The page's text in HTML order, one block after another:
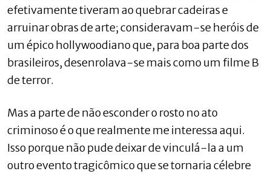
efetivamente tiveram ao quebrar cadeiras e
arruinar obras de arte; consideravam-se heróis de
um épico hollywoodiano que, para boa parte dos
brasileiros, desenrolava-se mais como um filme B
de terror.
Mas a parte de não esconder o rosto no ato
criminoso é o que realmente me interessa aqui.
Isso porque não pude deixar de vinculá-la a um
outro evento tragicômico que se tornaria célebre